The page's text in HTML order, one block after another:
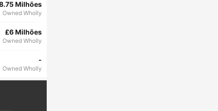
Milhões
Owned Wholly
£6 Milhões
Owned Wholly
-
Owned Wholly